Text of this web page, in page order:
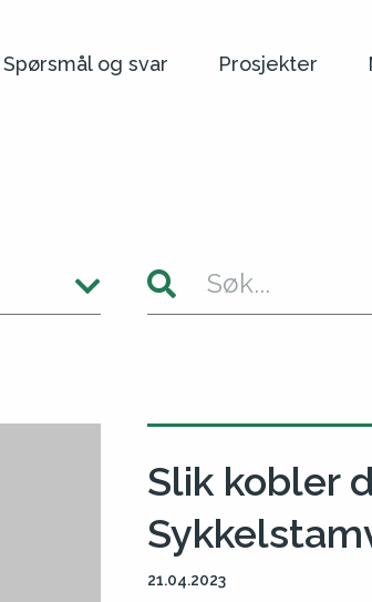
Spørsmål og svar Prosjekter
Slik kobler
21.04.2023